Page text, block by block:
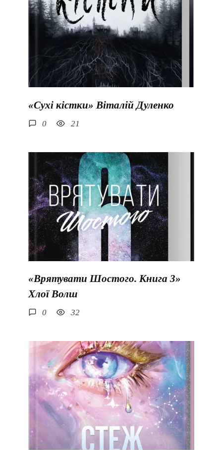
«Сухі кістки» Віталій Дуленко
0 21
«Врятувати Шостого. Книга 3»
Хлої Волш
0 32